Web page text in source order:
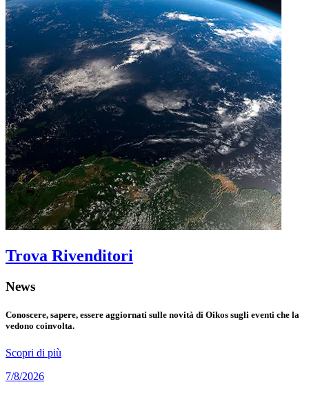
Trova Rivenditori
News
Conoscere, sapere, essere aggiornati sulle novità di Oikos sugli eventi che la
vedono coinvolta.
Scopri di più
7/8/2026